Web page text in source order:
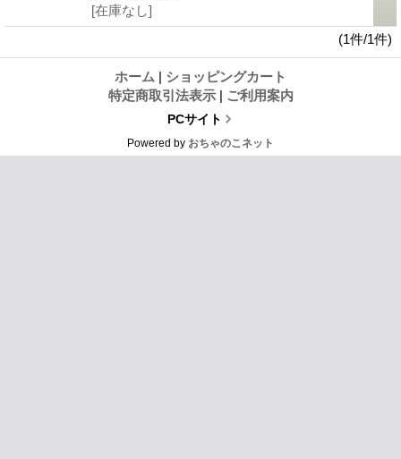
[在庫なし]
(1件/1件)
ホーム | ショッピングカート
特定商取引法表示 | ご利用案内
PCサイト
Powered by おちゃのこネット